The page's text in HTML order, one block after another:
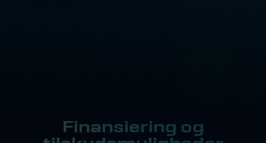
Finansiering og